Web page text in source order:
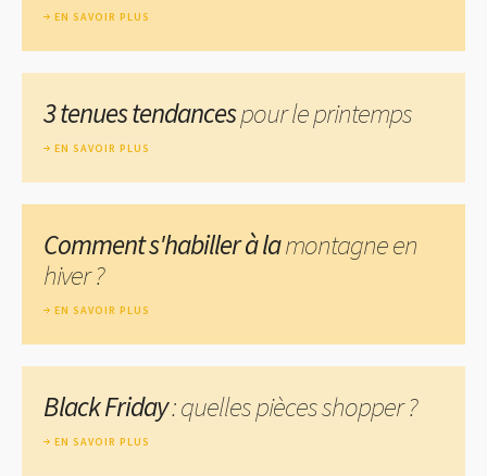
EN SAVOIR PLUS
3 tenues tendancespour le printemps
EN SAVOIR PLUS
Comment s'habiller à lamontagne en
hiver ?
EN SAVOIR PLUS
Black Friday: quelles pièces shopper ?
EN SAVOIR PLUS